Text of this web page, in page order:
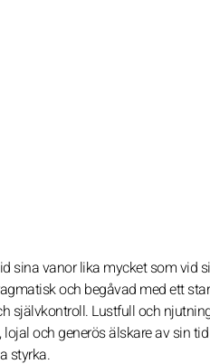
sina vanor lika mycket som vid
och begåvad med ett
självkontroll. Lustfull och
lojal och generös älskare av sin
styrka.